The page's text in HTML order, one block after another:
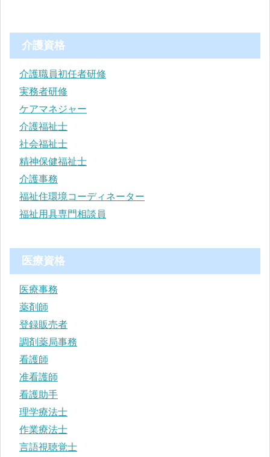
介護資格
介護職員初任者研修
実務者研修
ケアマネジャー
介護福祉士
社会福祉士
精神保健福祉士
介護事務
福祉住環境コーディネーター
福祉用具専門相談員
医療資格
医療事務
薬剤師
登録販売者
調剤薬局事務
看護師
准看護師
看護助手
理学療法士
作業療法士
言語視聴覚士